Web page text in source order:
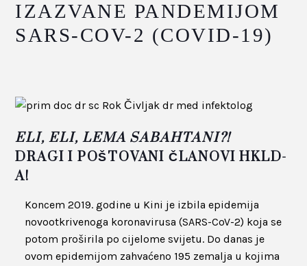
IZAZVANE PANDEMIJOM
SARS-COV-2 (COVID-19)
ELI, ELI, LEMA SABAHTANI?!
DRAGI I POŠTOVANI ČLANOVI HKLD-
A!
Koncem 2019. godine u Kini je izbila epidemija
novootkrivenoga koronavirusa (SARS-CoV-2) koja se
potom proširila po cijelome svijetu. Do danas je
ovom epidemijom zahvaćeno 195 zemalja u kojima